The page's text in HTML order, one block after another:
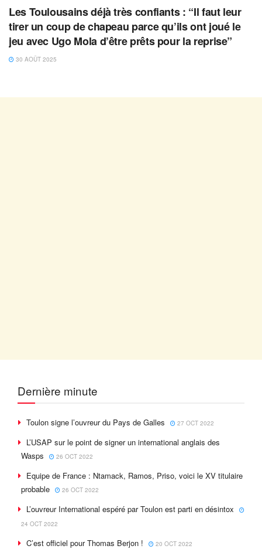
Les Toulousains déjà très confiants : “Il faut leur
tirer un coup de chapeau parce qu’ils ont joué le
jeu avec Ugo Mola d’être prêts pour la reprise”
30 AOÛT 2025
Dernière minute
Toulon signe l’ouvreur du Pays de Galles 27 OCT 2022
L’USAP sur le point de signer un international anglais des
Wasps
26 OCT 2022
Equipe de France : Ntamack, Ramos, Priso, voici le XV titulaire
probable
26 OCT 2022
L’ouvreur International espéré par Toulon est parti en désintox
24 OCT 2022
C’est officiel pour Thomas Berjon ! 20 OCT 2022